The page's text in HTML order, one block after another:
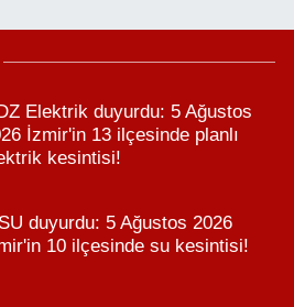
Elektrik duyurdu: 5 Ağustos
İzmir'in 13 ilçesinde planlı
kesintisi!
duyurdu: 5 Ağustos 2026
10 ilçesinde su kesintisi!